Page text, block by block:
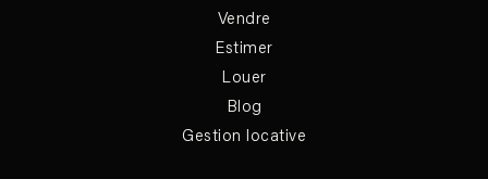
Vendre
Estimer
Louer
Blog
Gestion locative